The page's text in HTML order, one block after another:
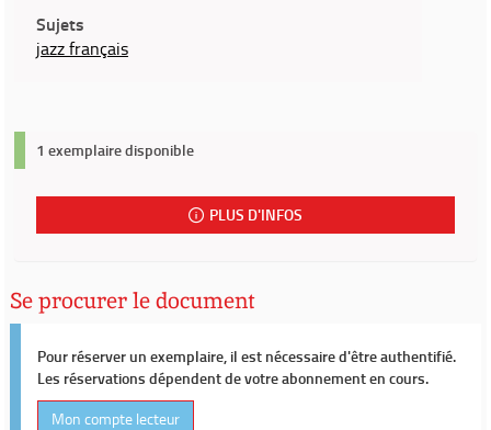
Sujets
jazz français
1 exemplaire disponible
PLUS D'INFOS
Se procurer le document
Pour réserver un exemplaire, il est nécessaire d'être authentifié.
Les réservations dépendent de votre abonnement en cours.
Mon compte lecteur